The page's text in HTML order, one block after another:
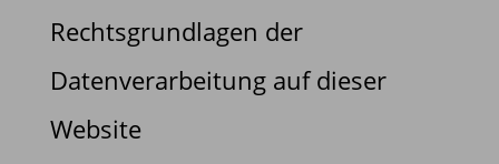
Rechtsgrundlagen der
Datenverarbeitung auf dieser
Website